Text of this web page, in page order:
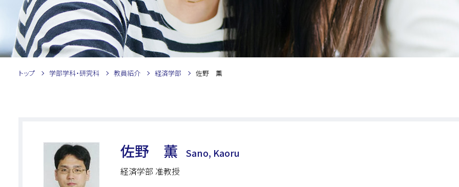
トップ 学部学科・研究科 教員紹介 経済学部 佐野 薫
佐野 薫 Sano, Kaoru
経済学部 准教授